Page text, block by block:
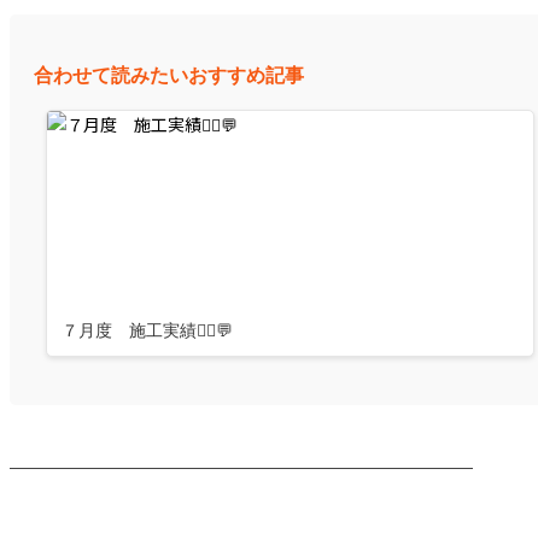
合わせて読みたいおすすめ記事
７月度 施工実績👷‍♂️💬
────────────────────────